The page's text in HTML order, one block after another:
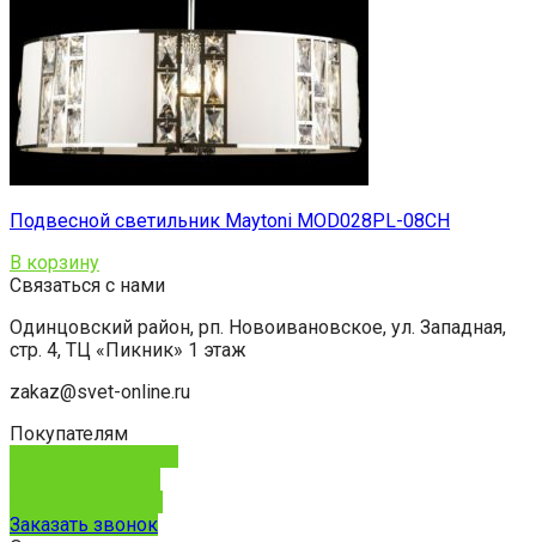
Подвесной светильник Maytoni MOD028PL-08CH
В корзину
Связаться с нами
Одинцовский район, рп. Новоивановское, ул. Западная,
стр. 4, ТЦ «Пикник» 1 этаж
zakaz@svet-online.ru
Покупателям
Заказать звонок